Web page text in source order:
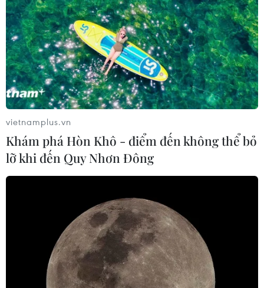
vietnamplus.vn
Khám phá Hòn Khô - điểm đến không thể bỏ
lỡ khi đến Quy Nhơn Đông